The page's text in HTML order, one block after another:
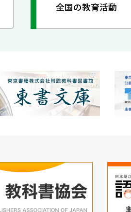
全国の教育活動